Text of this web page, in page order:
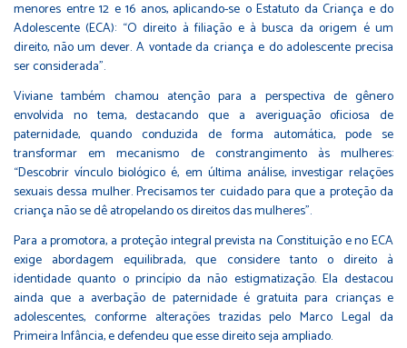
menores entre 12 e 16 anos, aplicando-se o Estatuto da Criança e do
Adolescente (ECA): “O direito à filiação e à busca da origem é um
direito, não um dever. A vontade da criança e do adolescente precisa
ser considerada”.
Viviane também chamou atenção para a perspectiva de gênero
envolvida no tema, destacando que a averiguação oficiosa de
paternidade, quando conduzida de forma automática, pode se
transformar em mecanismo de constrangimento às mulheres:
“Descobrir vínculo biológico é, em última análise, investigar relações
sexuais dessa mulher. Precisamos ter cuidado para que a proteção da
criança não se dê atropelando os direitos das mulheres”.
Para a promotora, a proteção integral prevista na Constituição e no ECA
exige abordagem equilibrada, que considere tanto o direito à
identidade quanto o princípio da não estigmatização. Ela destacou
ainda que a averbação de paternidade é gratuita para crianças e
adolescentes, conforme alterações trazidas pelo Marco Legal da
Primeira Infância, e defendeu que esse direito seja ampliado.